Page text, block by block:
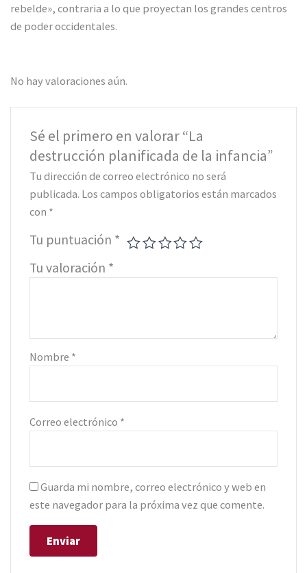
rebelde», contraria a lo que proyectan los grandes centros
de poder occidentales.
No hay valoraciones aún.
Sé el primero en valorar “La
destrucción planificada de la infancia”
Tu dirección de correo electrónico no será
publicada. Los campos obligatorios están marcados
con *
Tu puntuación *
Tu valoración *
Nombre *
Correo electrónico *
Guarda mi nombre, correo electrónico y web en
este navegador para la próxima vez que comente.